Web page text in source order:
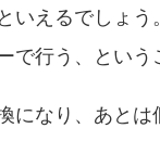
いえるでしょ
行う、という
になり、あと